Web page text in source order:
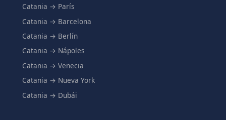
Catania → París
Catania → Barcelona
Catania → Berlín
Catania → Nápoles
Catania → Venecia
Catania → Nueva York
Catania → Dubái